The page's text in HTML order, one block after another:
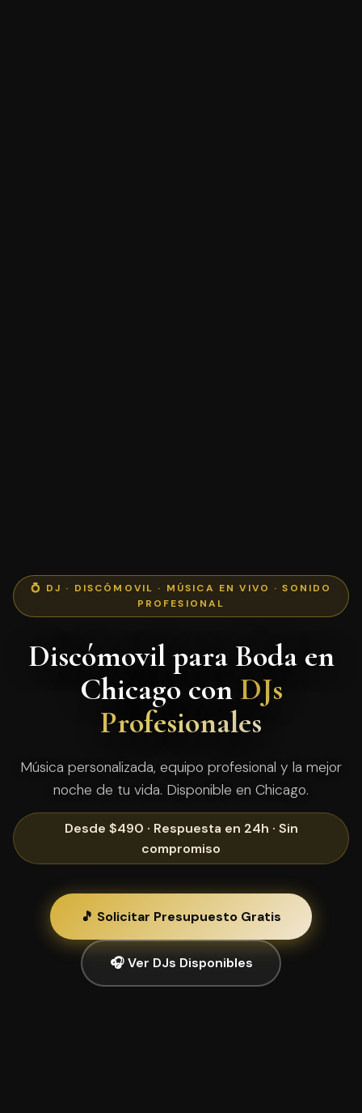
💍 DJ · DISCÓMOVIL · MÚSICA EN VIVO · SONIDO
PROFESIONAL
Discómovil para Boda en
Chicago con DJs
Profesionales
Música personalizada, equipo profesional y la mejor
noche de tu vida. Disponible en Chicago.
Desde $490 · Respuesta en 24h · Sin
compromiso
🎵 Solicitar Presupuesto Gratis
🎧 Ver DJs Disponibles